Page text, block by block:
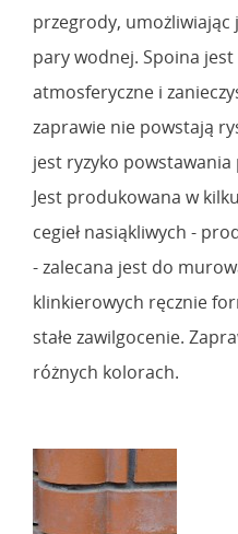
przegrody,
pary wodnej. Spoina
atmosferyczne i
zaprawie nie powstają
jest ryzyko
Jest produkowana w
cegieł nasiąkliwych -
- zalecana jest do
klinkierowych ręcznie
stałe zawilgocenie.
różnych kolorach.